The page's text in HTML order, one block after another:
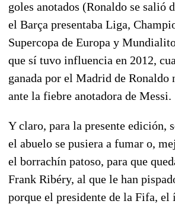
goles anotados (Ronaldo se salió
el Barça presentaba Liga,
Supercopa de Europa y
que sí tuvo influencia en 2012,
ganada por el Madrid de Ronaldo
ante la fiebre anotadora de Messi.
Y claro, para la presente edición,
el abuelo se pusiera a fumar o,
el borrachín patoso, para que
Frank Ribéry, al que le han
porque el presidente de la Fifa,